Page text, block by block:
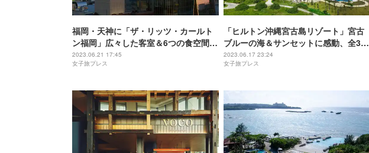
福岡・天神に「ザ・リッツ・カールト
ン福岡」広々した客室＆6つの食空間備
えたラグジュアリーホテル
2023.06.21 17:45
女子旅プレス
「ヒルトン沖縄宮古島リゾート」宮古
ブルーの海＆サンセットに感動、全329
室のビーチリゾートホテル
2023.06.17 23:24
女子旅プレス